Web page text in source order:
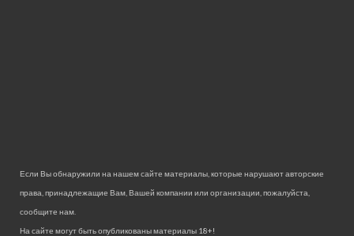
Если Вы обнаружили на нашем сайте материалы, которые нарушают авторские
права, принадлежащие Вам, Вашей компании или организации, пожалуйста,
сообщите нам.
На сайте могут быть опубликованы материалы 18+!